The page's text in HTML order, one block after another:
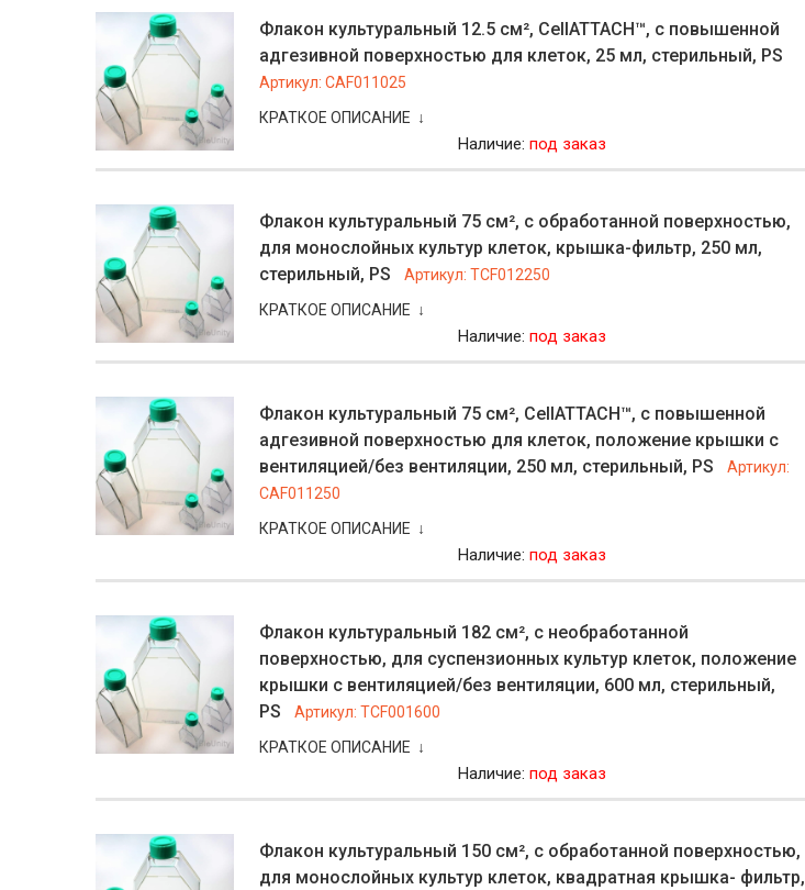
Флакон культуральный 12.5 см², CellATTACH™, с повышенной
адгезивной поверхностью для клеток, 25 мл, стерильный, PS
Артикул: CAF011025
КРАТКОЕ ОПИСАНИЕ ↓
Наличие:под заказ
Флакон культуральный 75 см², с обработанной поверхностью,
для монослойных культур клеток, крышка-фильтр, 250 мл,
стерильный, PS
Артикул: TCF012250
КРАТКОЕ ОПИСАНИЕ ↓
Наличие:под заказ
Флакон культуральный 75 см², CellATTACH™, с повышенной
адгезивной поверхностью для клеток, положение крышки с
вентиляцией/без вентиляции, 250 мл, стерильный, PS
Артикул:
CAF011250
КРАТКОЕ ОПИСАНИЕ ↓
Наличие:под заказ
Флакон культуральный 182 см², с необработанной
поверхностью, для суспензионных культур клеток, положение
крышки с вентиляцией/без вентиляции, 600 мл, стерильный,
PS
Артикул: TCF001600
КРАТКОЕ ОПИСАНИЕ ↓
Наличие:под заказ
Флакон культуральный 150 см², с обработанной поверхностью,
для монослойных культур клеток, квадратная крышка- фильтр,